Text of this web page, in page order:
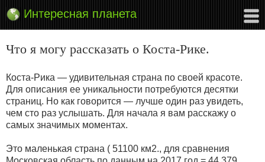
Интересная планета
Что я могу рассказать о Коста-Рике.
Коста-Рика — удивительная страна по своей красоте.
Для описания ее уникальности потребуются десятки
страниц. Но как говорится — лучше один раз увидеть,
чем сто раз услышать. Для начала я вам расскажу о
самых значимых моментах.
Это маленькая страна ( 51100 км2., для сравнения